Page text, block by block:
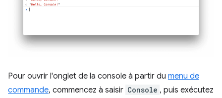
Pour ouvrir l'onglet de la console à partir du menu de
commande, commencez à saisir Console , puis exécutez